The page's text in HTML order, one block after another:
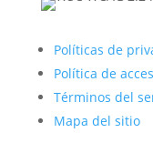
Políticas de
Política de
Términos del
Mapa del sitio